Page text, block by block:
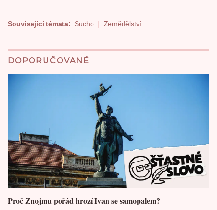
Související témata: Sucho Zemědělství
DOPORUČOVANÉ
Proč Znojmu pořád hrozí Ivan se samopalem?